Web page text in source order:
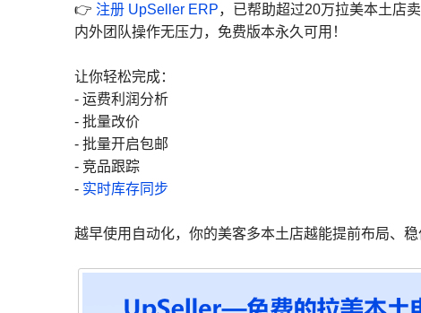
👉 注册 UpSeller ERP，已帮助超过20万拉美本土店
内外团队操作无压力，免费版本永久可用！
让你轻松完成：
- 运费利润分析
- 批量改价
- 批量开启包邮
- 竞品跟踪
- 实时库存同步
越早使用自动化，你的美客多本土店越能提前布局、稳